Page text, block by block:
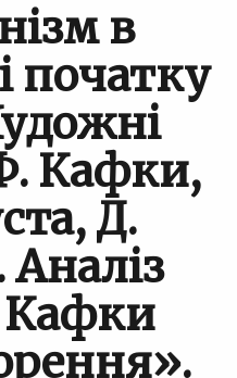
в
початку
Кафки,
Д.
Кафки